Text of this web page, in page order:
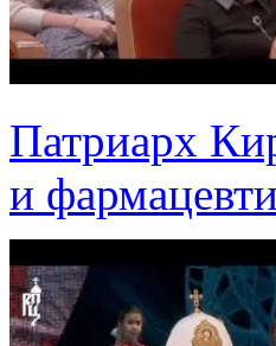
Патриарх
и